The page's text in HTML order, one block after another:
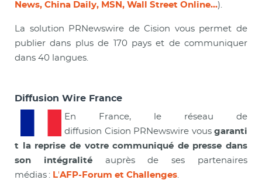
News, China Daily, MSN, Wall Street Online...).
La solution PRNewswire de Cision vous permet de
publier dans plus de 170 pays et de communiquer
dans 40 langues.
Diffusion Wire France
En France, le réseau de
diffusion Cision PRNewswire vous garanti
t la reprise de votre communiqué de presse dans
son intégralitéauprès de ses partenaires
médias : L'AFP-Forum et Challenges